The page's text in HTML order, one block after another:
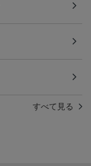
すべて見る